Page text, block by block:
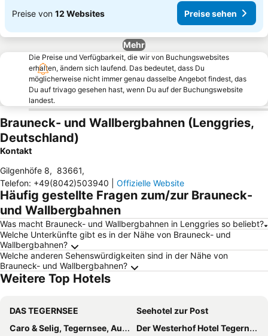
Preise von 12 Websites Preise sehen
Mehr
Die Preise und Verfügbarkeit, die wir von Buchungswebsites
erhalten, ändern sich laufend. Das bedeutet, dass Du
möglicherweise nicht immer genau dasselbe Angebot findest, das
Du auf trivago gesehen hast, wenn Du auf der Buchungswebsite
landest.
Brauneck- und Wallbergbahnen (Lenggries,
Deutschland)
Kontakt
Gilgenhöfe 8, 83661,
Telefon: +49(8042)503940 Offizielle Website
Häufig gestellte Fragen zum/zur Brauneck-
und Wallbergbahnen
Was macht Brauneck- und Wallbergbahnen in Lenggries so beliebt?
Welche Unterkünfte gibt es in der Nähe von Brauneck- und
Wallbergbahnen?
Welche anderen Sehenswürdigkeiten sind in der Nähe von
Brauneck- und Wallbergbahnen?
Weitere Top Hotels
DAS TEGERNSEE
Seehotel zur Post
Caro & Selig, Tegernsee, Autograph Collection
Der Westerhof Hotel Tegernsee